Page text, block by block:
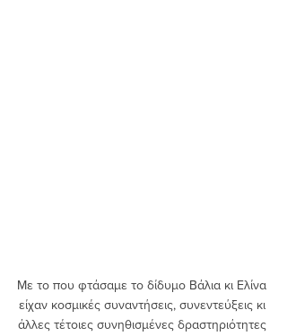
Με το που φτάσαμε το δίδυμο Βάλια κι Ελίνα
είχαν κοσμικές συναντήσεις, συνεντεύξεις κι
άλλες τέτοιες συνηθισμένες δραστηριότητες